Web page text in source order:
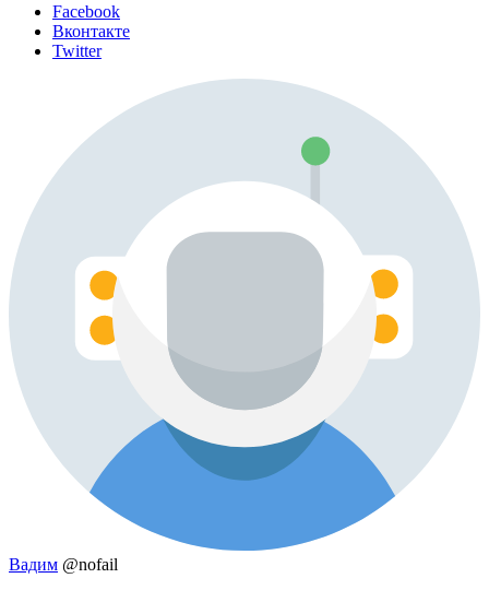
Facebook
Вконтакте
Twitter
Вадим @nofail